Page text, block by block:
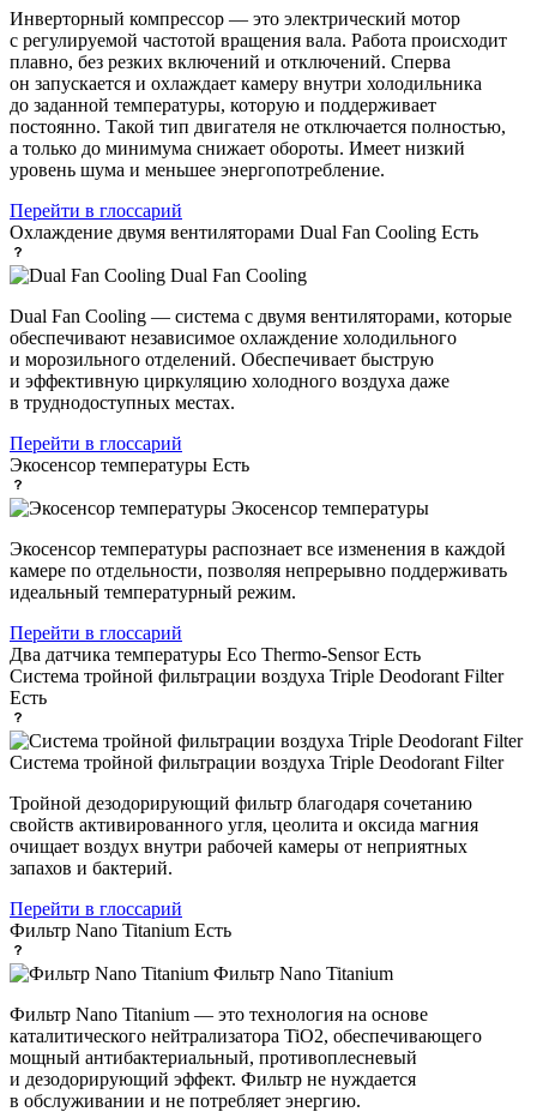
Инверторный компрессор — это электрический мотор
с регулируемой частотой вращения вала. Работа происходит
плавно, без резких включений и отключений. Сперва
он запускается и охлаждает камеру внутри холодильника
до заданной температуры, которую и поддерживает
постоянно. Такой тип двигателя не отключается полностью,
а только до минимума снижает обороты. Имеет низкий
уровень шума и меньшее энергопотребление.
Перейти в глоссарий
Охлаждение двумя вентиляторами Dual Fan Cooling Есть
Dual Fan Cooling
Dual Fan Cooling — система с двумя вентиляторами, которые
обеспечивают независимое охлаждение холодильного
и морозильного отделений. Обеспечивает быструю
и эффективную циркуляцию холодного воздуха даже
в труднодоступных местах.
Перейти в глоссарий
Экосенсор температуры Есть
Экосенсор температуры
Экосенсор температуры распознает все изменения в каждой
камере по отдельности, позволяя непрерывно поддерживать
идеальный температурный режим.
Перейти в глоссарий
Два датчика температуры Eco Thermo-SensorЕсть
Система тройной фильтрации воздуха Triple Deodorant Filter
Есть
Система тройной фильтрации воздуха Triple Deodorant Filter
Тройной дезодорирующий фильтр благодаря сочетанию
свойств активированного угля, цеолита и оксида магния
очищает воздух внутри рабочей камеры от неприятных
запахов и бактерий.
Перейти в глоссарий
Фильтр Nano Titanium Есть
Фильтр Nano Titanium
Фильтр Nano Titanium — это технология на основе
каталитического нейтрализатора TiO2, обеспечивающего
мощный антибактериальный, противоплесневый
и дезодорирующий эффект. Фильтр не нуждается
в обслуживании и не потребляет энергию.